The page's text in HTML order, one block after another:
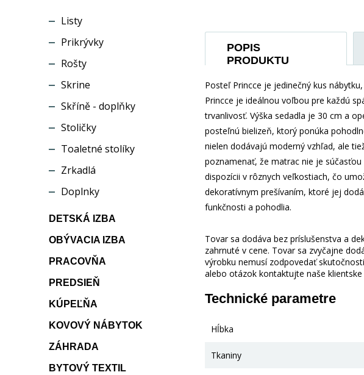
Listy
Prikrývky
Rošty
Skrine
Skříně - doplňky
Stoličky
Toaletné stolíky
Zrkadlá
Doplnky
DETSKÁ IZBA
OBÝVACIA IZBA
PRACOVŇA
PREDSIEŇ
KÚPEĽŇA
KOVOVÝ NÁBYTOK
ZÁHRADA
BYTOVÝ TEXTIL
POPIS
PRODUKTU
Posteľ Princce je jedinečný kus
Princce je ideálnou voľbou pre každú
trvanlivosť. Výška sedadla je 30 cm a
posteľnú bielizeň, ktorý ponúka
nielen dodávajú moderný vzhľad, ale
poznamenať, že matrac nie je
dispozícii v rôznych veľkostiach, čo
dekoratívnym prešívaním, ktoré jej
funkčnosti a pohodlia.
Tovar sa dodáva bez príslušenstva a
zahrnuté v cene. Tovar sa zvyčajne
výrobku nemusí zodpovedať
alebo otázok kontaktujte naše
Technické parametre
Hĺbka
Tkaniny